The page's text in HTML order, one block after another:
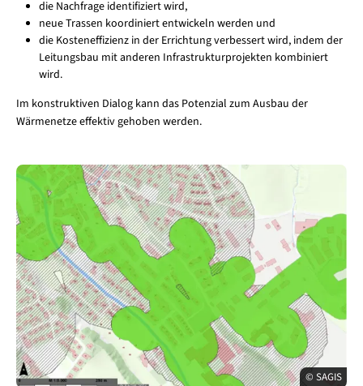
die Nachfrage identifiziert wird,
neue Trassen koordiniert entwickeln werden und
die Kosteneffizienz in der Errichtung verbessert wird, indem der
Leitungsbau mit anderen Infrastrukturprojekten kombiniert
wird.
Im konstruktiven Dialog kann das Potenzial zum Ausbau der
Wärmenetze effektiv gehoben werden.
© SAGIS